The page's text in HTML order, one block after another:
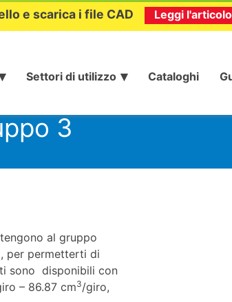
e scarica i file CAD Leggi l'articolo
Settori di utilizzo Cataloghi
3
al gruppo
per permetterti di
sono disponibili con
– 86.87 cm3/giro,